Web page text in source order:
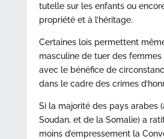
tutelle sur les enfants ou
propriété et à l’héritage.
Certaines lois permettent
masculine de tuer des
avec le bénéfice de
dans le cadre des crimes
Si la majorité des pays arabes
Soudan, et de la Somalie) a
moins d’empressement la